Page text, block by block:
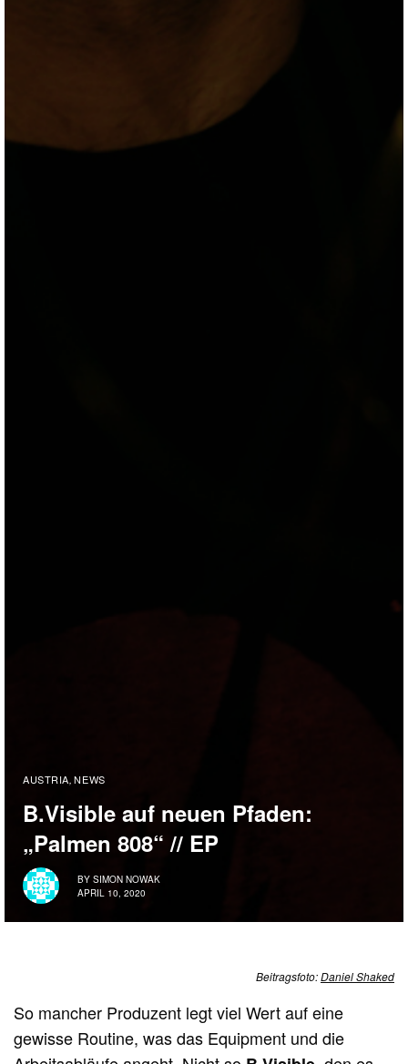
AUSTRIA, NEWS
B.Visible auf neuen Pfaden:
„Palmen 808“ // EP
BY SIMON NOWAK
APRIL 10, 2020
Beitragsfoto:Daniel Shaked
So mancher Produzent legt viel Wert auf eine
gewisse Routine, was das Equipment und die